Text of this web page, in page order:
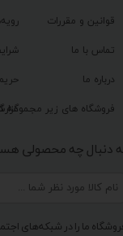
قوانین و مقررات
تماس با ما
درباره ما
فروشگاه های زیر مجموعه
دنبال چه محصولی
ما را در شبکه‌های